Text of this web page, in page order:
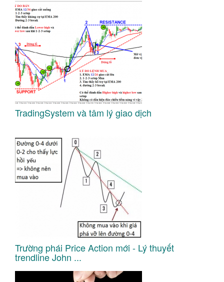
TradingSystem và tâm lý giao dịch
Trường phái Price Action mới - Lý thuyết
trendline John ...